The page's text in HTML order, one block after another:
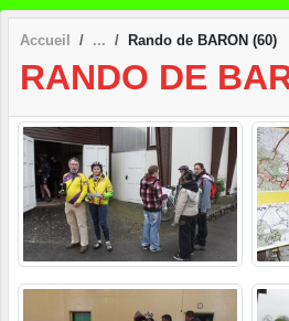
Accueil Rando de BARON (60)
RANDO DE